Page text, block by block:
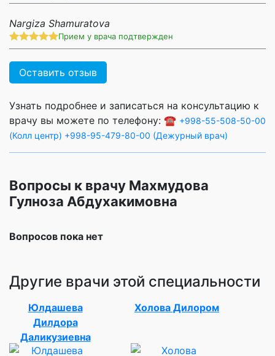
Nargiza Shamuratova
Прием у врача подтвержден
Оставить отзыв
Узнать подробнее и записаться на консультацию к
врачу вы можете по телефону: ☎️ +998-55-508-50-00
(Колл центр) +998-95-479-80-00 (Дежурный врач)
Вопросы к врачу Махмудова
Гулноза Абдухакимовна
Вопросов пока нет
Другие врачи этой специальности
Юлдашева
Дилдора
Даликузиевна
Холова Дилором